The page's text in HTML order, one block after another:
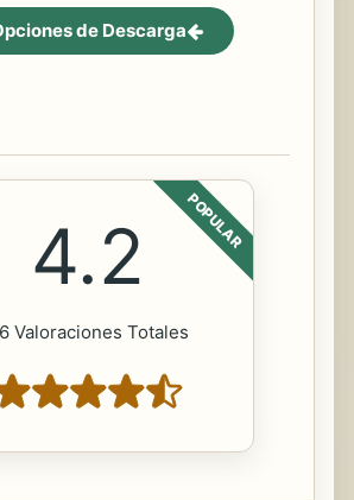
de Descarga
POPULAR
4.2
Valoraciones Totales